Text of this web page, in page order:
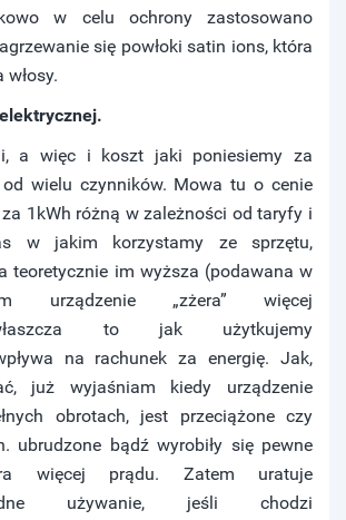
w celu ochrony zastosowano
się powłoki satin ions, która
a więc i koszt jaki poniesiemy za
od wielu czynników. Mowa tu o cenie
1kWh różną w zależności od taryfy i
w jakim korzystamy ze sprzętu,
teoretycznie im wyższa (podawana w
urządzenie „zżera” więcej
to jak użytkujemy
na rachunek za energię. Jak,
już wyjaśniam kiedy urządzenie
obrotach, jest przeciążone czy
ubrudzone bądź wyrobiły się pewne
więcej prądu. Zatem uratuje
używanie, jeśli chodzi